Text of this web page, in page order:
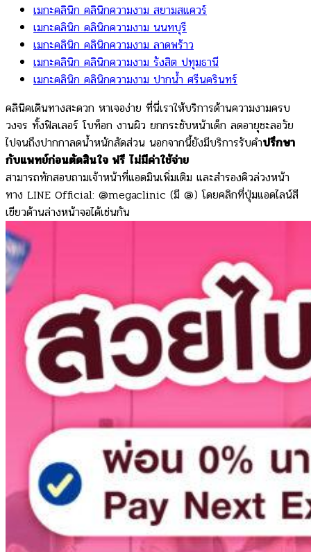
เมกะคลินิก คลินิกความงาม สยามสแควร์
เมกะคลินิก คลินิกความงาม นนทบุรี
เมกะคลินิก คลินิกความงาม ลาดพร้าว
เมกะคลินิก คลินิกความงาม รังสิต ปทุมธานี
เมกะคลินิก คลินิกความงาม ปากน้ำ ศรีนครินทร์
คลินิคเดินทางสะดวก หาเจอง่าย ที่นี่เราให้บริการด้านความงามครบ
วงจร ทั้งฟิลเลอร์ โบท็อก งานผิว ยกกระชับหน้าเด็ก ลดอายุชะลอวัย
ไปจนถึงปากกาลดน้ำหนักสัดส่วน นอกจากนี้ยังมีบริการรับคำปรึกษา
กับแพทย์ก่อนตัดสินใจ ฟรี ไม่มีค่าใช้จ่าย
สามารถทักสอบถามเจ้าหน้าที่แอดมินเพิ่มเติม และสำรองคิวล่วงหน้า
ทาง LINE Official: @megaclinic (มี @) โดยคลิกที่ปุ่มแอดไลน์สี
เขียวด้านล่างหน้าจอได้เช่นกัน